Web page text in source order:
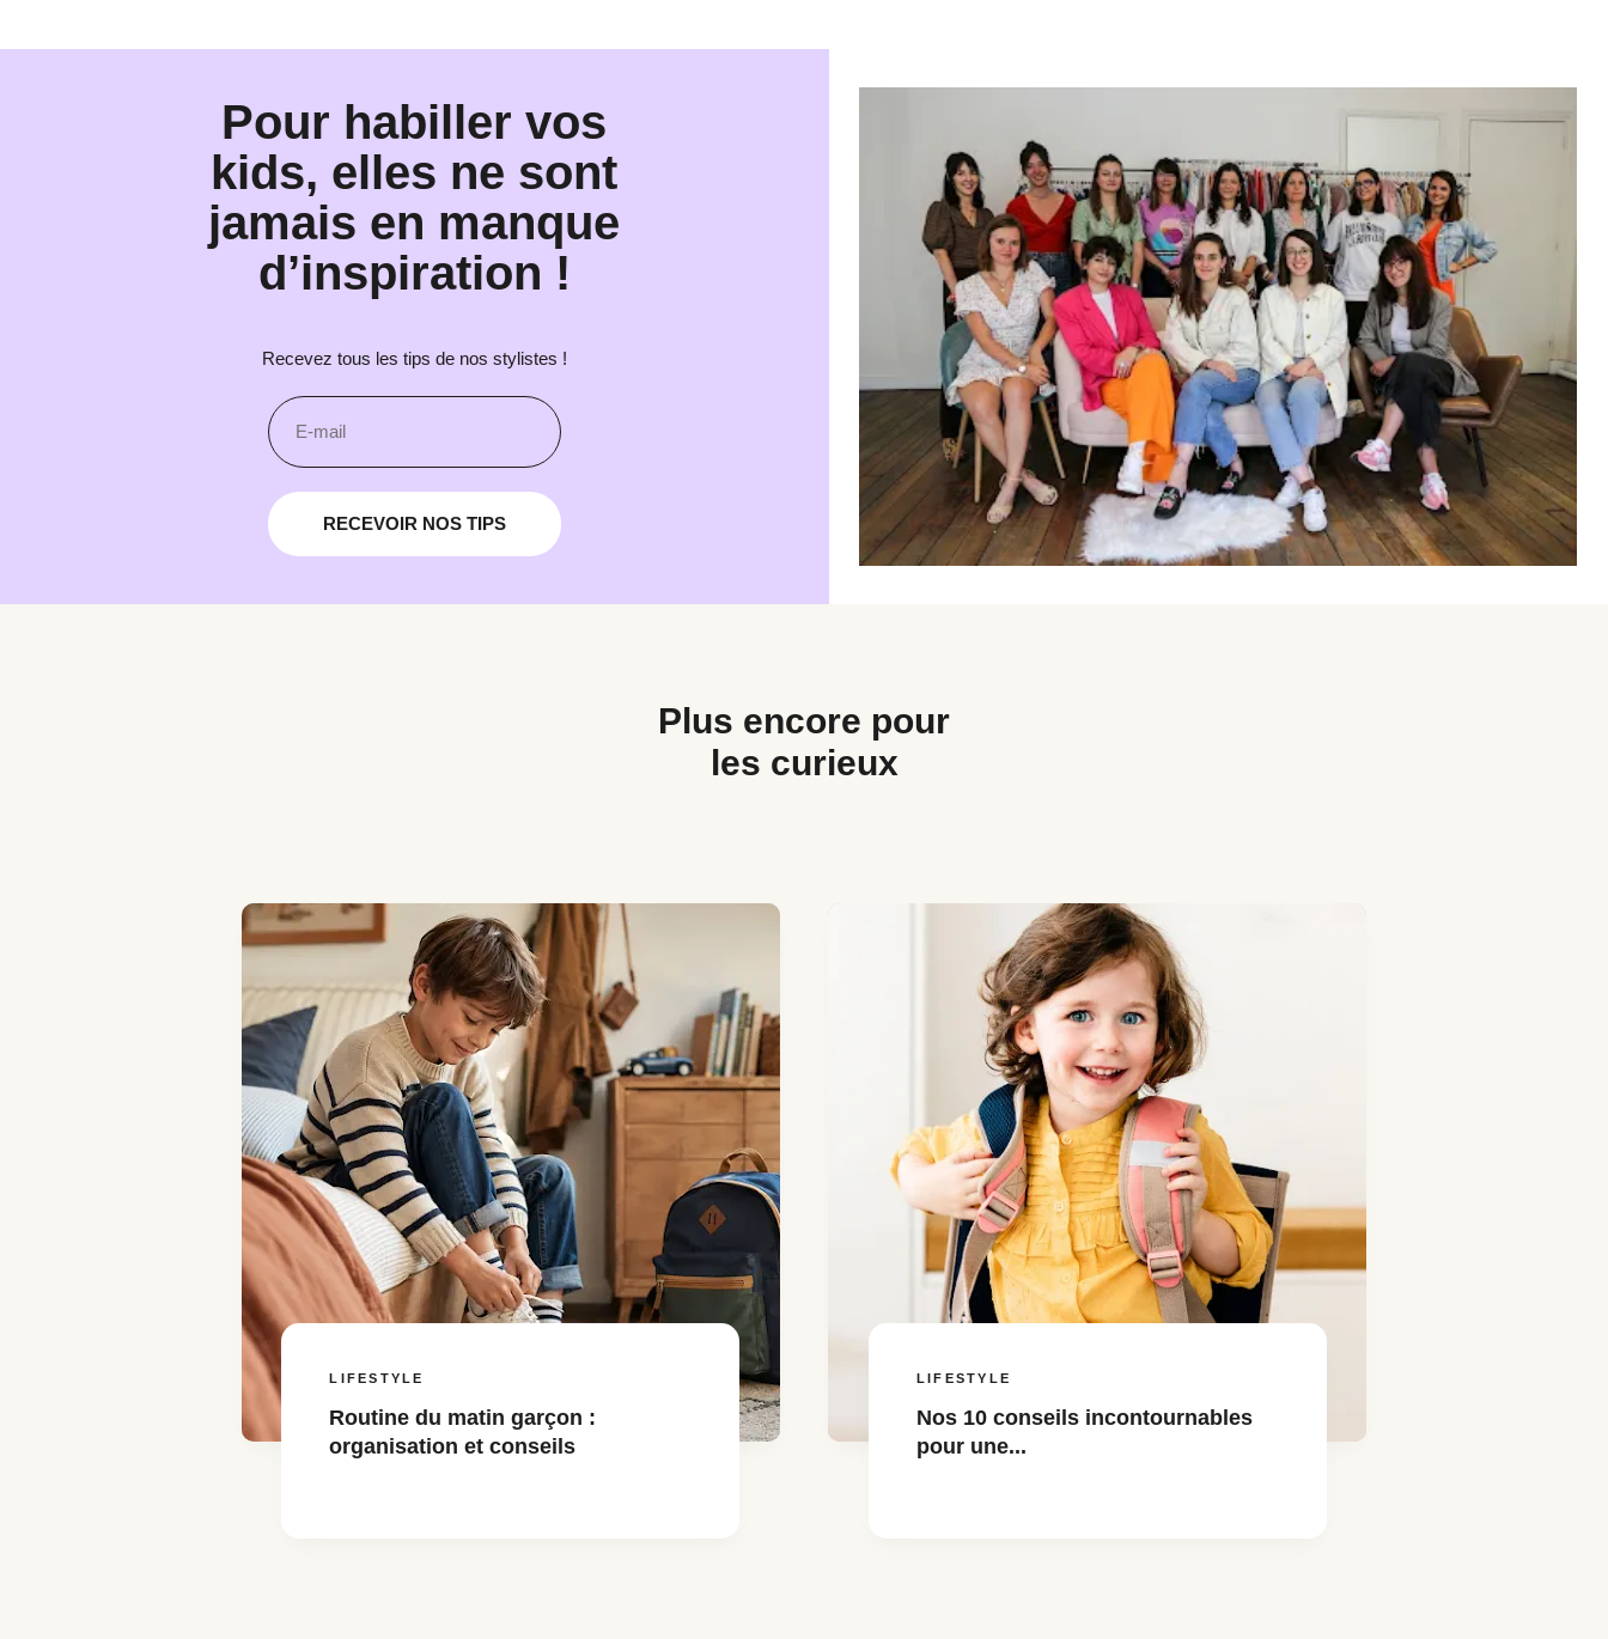
Pour habiller vos
kids, elles ne sont
jamais en manque
d’inspiration !
Recevez tous les tips de nos stylistes !
RECEVOIR NOS TIPS
Plus encore pour
les curieux
LIFESTYLE
Routine du matin garçon :
organisation et conseils
LIFESTYLE
Nos 10 conseils incontournables
pour une...